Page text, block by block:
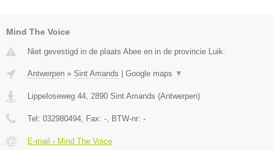
Mind The Voice
Niet gevestigd in de plaats Abee en in de provincie Luik.
Antwerpen » Sint Amands Google maps ▼
Lippeloseweg 44, 2890 Sint Amands (Antwerpen)
Tel: 032980494, Fax: -, BTW-nr: -
E-mail › Mind The Voice